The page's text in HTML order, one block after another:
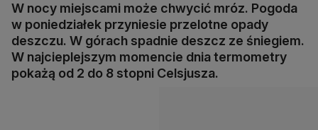
W nocy miejscami może chwycić mróz. Pogoda
w poniedziałek przyniesie przelotne opady
deszczu. W górach spadnie deszcz ze śniegiem.
W najcieplejszym momencie dnia termometry
pokażą od 2 do 8 stopni Celsjusza.